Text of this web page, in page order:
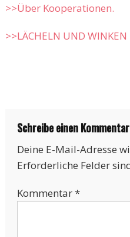
>>Über Kooperationen.
>>LÄCHELN UND
Schreibe einen Kommentar
Deine E-Mail-Adresse
Erforderliche Felder
Kommentar*